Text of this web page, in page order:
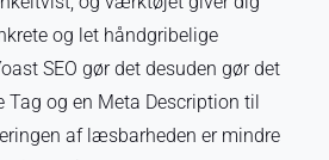
og let håndgribelige
SEO gør det desuden gør det
Tag og en Meta Description til
af læsbarheden er mindre